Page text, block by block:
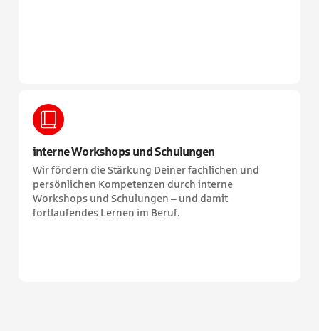
interne Workshops und Schulungen
Wir fördern die Stärkung Deiner fachlichen und
persönlichen Kompetenzen durch interne
Workshops und Schulungen – und damit
fortlaufendes Lernen im Beruf.